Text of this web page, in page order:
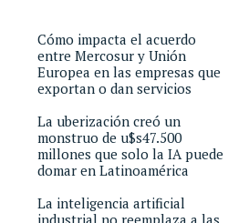
Cómo impacta el acuerdo
entre Mercosur y Unión
Europea en las empresas que
exportan o dan servicios
La uberización creó un
monstruo de u$s47.500
millones que solo la IA puede
domar en Latinoamérica
La inteligencia artificial
industrial no reemplaza a las